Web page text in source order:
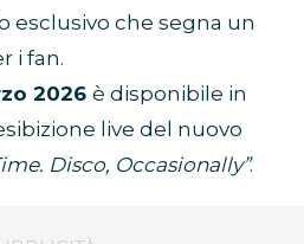
esclusivo che segna un
i fan.
2026 è disponibile in
live del nuovo
Disco, Occasionally”.